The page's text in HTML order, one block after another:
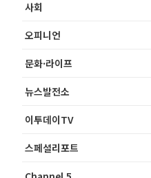
사회
오피니언
문화·라이프
뉴스발전소
이투데이TV
스페셜리포트